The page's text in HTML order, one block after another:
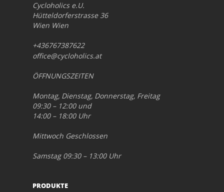
Cycloholics e.U.
Hütteldorferstrasse 36
Wien Wien
+436767387622
office@cycloholics.at
ÖFFNUNGSZEITEN
Montag, Dienstag, Donnerstag, Freitag
09:30 – 12:00 und
14:00 – 18:00 Uhr
Mittwoch Geschlossen
Samstag 09:30 – 13:00 Uhr
PRODUKTE